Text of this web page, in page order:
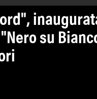
su